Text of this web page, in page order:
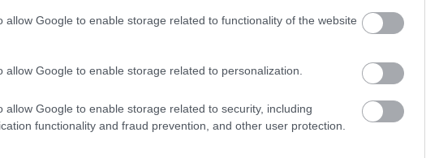
allow Google to enable storage related to functionality of the website
allow Google to enable storage related to personalization.
allow Google to enable storage related to security, including
functionality and fraud prevention, and other user protection.
nem kellene oda